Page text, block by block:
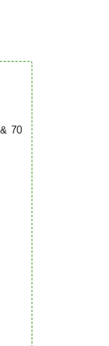
70